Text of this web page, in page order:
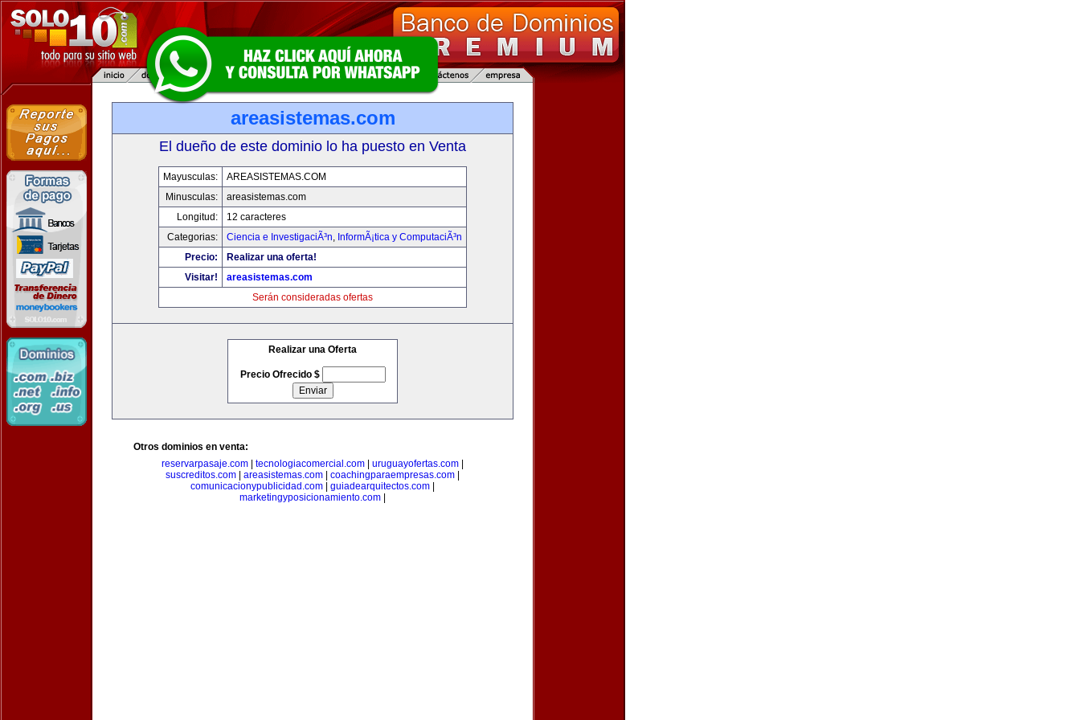
areasistemas.com
El dueño de este dominio lo ha puesto en Venta
Mayusculas:
AREASISTEMAS.COM
Minusculas:
areasistemas.com
Longitud:
12 caracteres
Categorias:
Ciencia e InvestigaciÃ³n, InformÃ¡tica y ComputaciÃ³n
Precio:
Realizar una oferta!
Visitar!
areasistemas.com
Serán consideradas ofertas
Realizar una Oferta
Precio Ofrecido $
Otros dominios en venta:
reservarpasaje.com
tecnologiacomercial.com uruguayofertas.com
suscreditos.com
areasistemas.com coachingparaempresas.com
comunicacionypublicidad.com
guiadearquitectos.com
marketingyposicionamiento.com